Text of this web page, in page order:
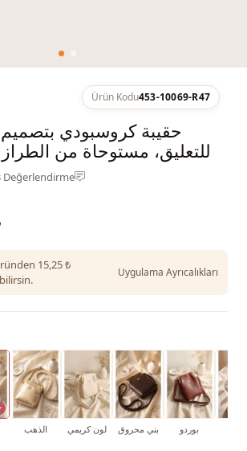
Ürün Kodu453-10069-R47
حقيبة كروسبودي
للتعليق، مستوحاة من
Değerlendirme
15,25 ₺
Uygulama Ayrıcalıkları
الذهب لون كريمي بني محروق بوردو